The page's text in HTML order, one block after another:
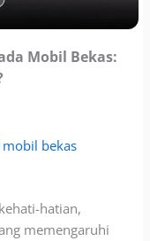
Mobil Bekas:
mobil bekas
hatian,
memengaruhi